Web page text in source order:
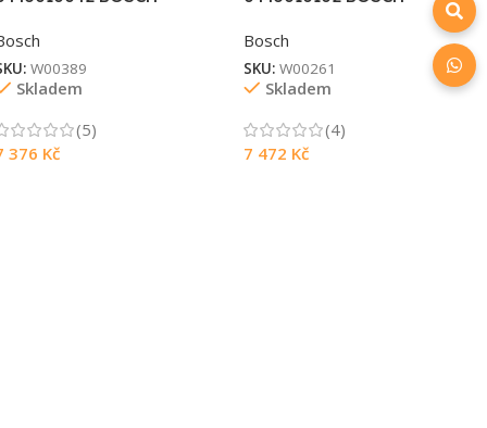
W00389
Skladem
(5)
376 Kč
Bosch
SKU: W00261
Skladem
(4)
7 472 Kč